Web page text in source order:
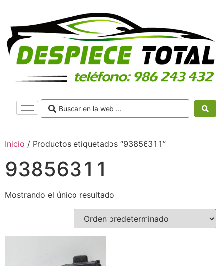
Inicio / Productos etiquetados “93856311”
93856311
Mostrando el único resultado